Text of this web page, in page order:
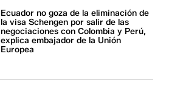
Ecuador no goza de la eliminación de
la visa Schengen por salir de las
negociaciones con Colombia y Perú,
explica embajador de la Unión
Europea